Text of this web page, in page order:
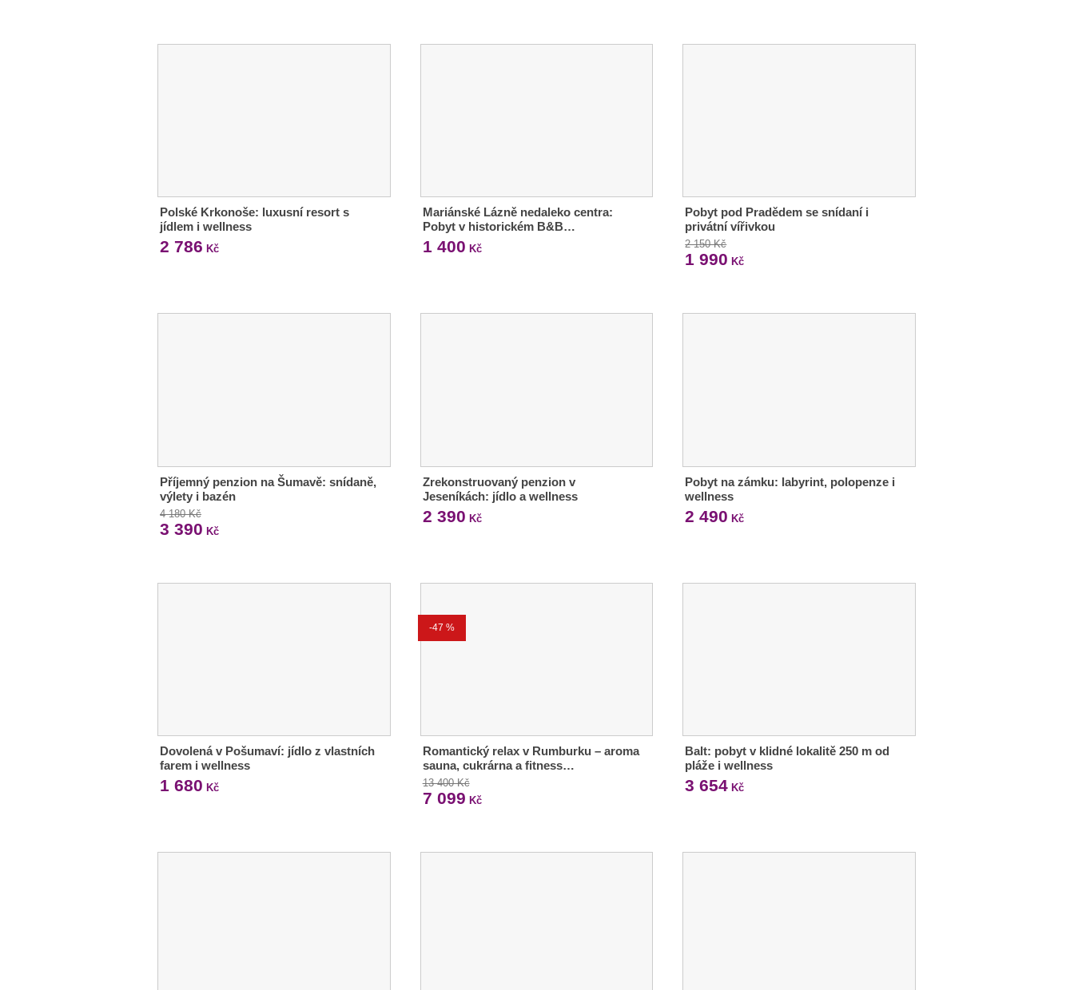
Polské Krkonoše: luxusní resort s
jídlem i wellness
2 786 Kč
Mariánské Lázně nedaleko centra:
Pobyt v historickém B&B…
1 400 Kč
Pobyt pod Pradědem se snídaní i
privátní vířivkou
2 150 Kč
1 990 Kč
Příjemný penzion na Šumavě: snídaně,
výlety i bazén
4 180 Kč
3 390 Kč
Zrekonstruovaný penzion v
Jeseníkách: jídlo a wellness
2 390 Kč
Pobyt na zámku: labyrint, polopenze i
wellness
2 490 Kč
Dovolená v Pošumaví: jídlo z vlastních
farem i wellness
1 680 Kč
-47 %
Romantický relax v Rumburku – aroma
sauna, cukrárna a fitness…
13 400 Kč
7 099 Kč
Balt: pobyt v klidné lokalitě 250 m od
pláže i wellness
3 654 Kč